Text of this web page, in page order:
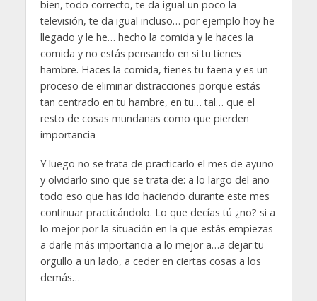
bien, todo correcto, te da igual un poco la
televisión, te da igual incluso… por ejemplo hoy he
llegado y le he… hecho la comida y le haces la
comida y no estás pensando en si tu tienes
hambre. Haces la comida, tienes tu faena y es un
proceso de eliminar distracciones porque estás
tan centrado en tu hambre, en tu… tal… que el
resto de cosas mundanas como que pierden
importancia
Y luego no se trata de practicarlo el mes de ayuno
y olvidarlo sino que se trata de: a lo largo del año
todo eso que has ido haciendo durante este mes
continuar practicándolo. Lo que decías tú ¿no? si a
lo mejor por la situación en la que estás empiezas
a darle más importancia a lo mejor a…a dejar tu
orgullo a un lado, a ceder en ciertas cosas a los
demás…